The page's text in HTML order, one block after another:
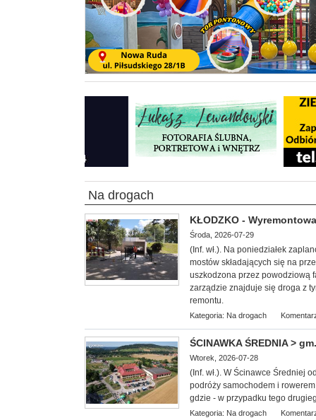
Na drogach
KŁODZKO -
Środa, 2026-07-29
(Inf. wł.). Na poniedziałek
mostów składających się na
uszkodzona przez powodziową
zarządzie znajduje się droga z
remontu.
Kategoria: Na drogach
ŚCINAWKA ŚREDNIA >
Wtorek, 2026-07-28
(Inf. wł.). W Ścinawce Średniej
podróży samochodem i
gdzie - w przypadku tego
Kategoria: Na drogach